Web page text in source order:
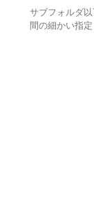
サブフォルダ
間の細かい指定